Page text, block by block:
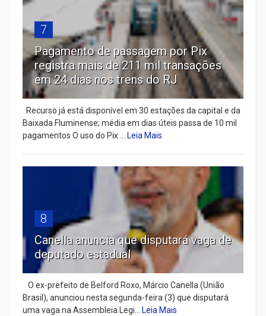
7
Pagamento de passagem por Pix
registra mais de 211 mil transações
em 24 dias nos trens do RJ
Recurso já está disponível em 30 estações da capital e da
Baixada Fluminense; média em dias úteis passa de 10 mil
pagamentos O uso do Pix ...
Leia Mais
8
Canella anuncia que disputará vaga de
deputado estadual
​ O ex-prefeito de Belford Roxo, Márcio Canella (União
Brasil), anunciou nesta segunda-feira (3) que disputará
uma vaga na Assembleia Legi...
Leia Mais